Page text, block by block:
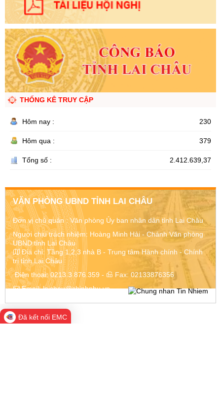
THỐNG KÊ TRUY CẬP
Hôm nay : 230
Hôm qua : 379
Tổng số : 2.412.639,37
VĂN PHÒNG UBND TỈNH LAI CHÂU
Đơn vị chủ quản :Văn phòng Ủy ban nhân dân tỉnh Lai Châu
Người chịu trách nhiệm: Hoàng Minh Hải - Chánh Văn phòng
UBND tỉnh Lai Châu
Địa chỉ: Tầng 1,2,3 nhà B - Trung tâm Hành chính - Chính
trị tỉnh Lai Châu
Điện thoại:0213.3.876.359 - Fax: 02133876356
Email:laichau@chinhphu.vn
Đã kết nối EMC